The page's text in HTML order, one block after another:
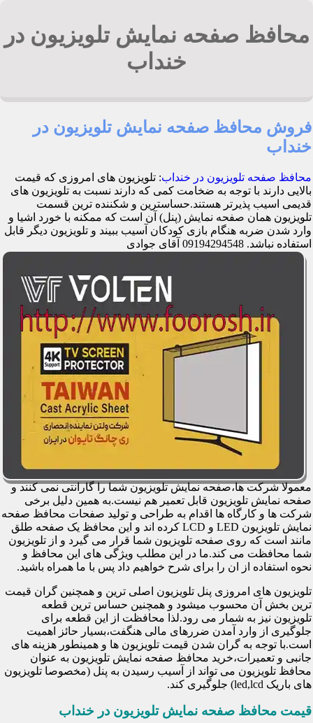
محافظ صفحه نمایش تلویزیون در
خنداب
فروش محافظ صفحه نمایش تلویزیون در
خنداب
محافظ صفحه تلویزیون در خنداب: تلویزیون های امروزی که قیمت
بالایی دارند با توجه به ضخامت کمی که دارند نسبت به تلویزیون های
قدیمی اسیب پذیرتر هستند.حساسترین و شکننده ترین قسمت
تلویزیون همان صفحه نمایش (پنل) آن است که ممکنه با خورد اشیا و
وارد شدن ضربه هنگام بازی کودکان آسیب ببیند و تلویزیون دیگر قابل
استفاده نباشد. 09194294548 آقای جوادی
معمولا شرکت ها،صفحه نمایش تلویزیون شما را گارانتی نمی کنند و
صفحه نمایش تلویزیون قابل تعمیر هم نیست.به همین دلیل برخی
شرکت ها و کارگاه ها اقدام به طراحی و تولید صفحات محافظ صفحه
نمایش تلویزیون LED و LCD کرده اند و این محافظ یک صفحه طلق
مانند است که روی صفحه تلویزیون شما قرار می گیرد و از تلویزیون
شما محافظت می کند.ما در این مطلب ویژگی های این محافظ و
نحوه استفاده از ان را برای شرح خواهیم داد پس با ما همراه باشید.
تلویزیون های امروزی پنل تلویزیون اصلی ترین و همچنین گران قیمت
ترین بخش آن محسوب میشود و همچنین حساس ترین قطعه
تلویزیون نیز به شمار می رود.لذا محافظت از این قطعه برای
جلوگیری از وارد آمدن ضررهای مالی هنگفت،بسیار حائز اهمیت
است.با توجه به گران شدن قیمت تلویزیون ها و همینطور هزینه های
جانبی و تعمیرات،خرید محافظ صفحه نمایش تلویزیون به عنوان
محافظ تلویزیون می تواند از آسیب رسیدن به پنل (مخصوصا تلویزیون
های باریک led,lcd) جلوگیری کند.
قیمت محافظ صفحه نمایش تلویزیون در خنداب